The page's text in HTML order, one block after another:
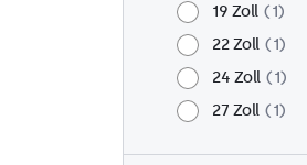
19 Zoll
1
22 Zoll
1
24 Zoll
1
27 Zoll
1